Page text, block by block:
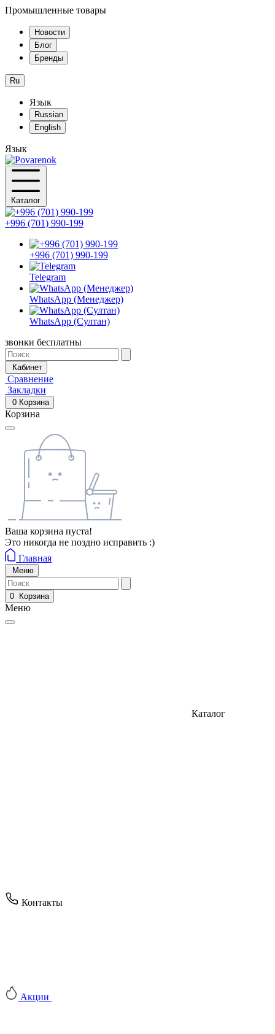
Промышленные товары
Новости
Блог
Бренды
Ru
Язык
Russian
English
Язык
Каталог
+996 (701) 990-199
+996 (701) 990-199
Telegram
WhatsApp (Менеджер)
WhatsApp (Султан)
звонки бесплатны
Кабинет
Сравнение
Закладки
0 Корзина
Корзина
Ваша корзина пуста!
Это никогда не поздно исправить :)
Главная
Меню
0 Корзина
Меню
Каталог
Контакты
Акции